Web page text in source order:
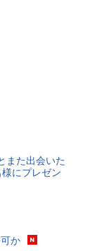
また出会いた
にプレゼン
か